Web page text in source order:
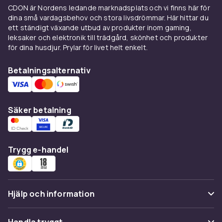
iPad vs bärbar dator – när
räcker iPad?
iPad räcker om du: surfar, streamar, antecknar
Magic Keyboard ersätter laptop för 80% av
användarna. iPad räcker INTE om du behöver:
specialiserad desktop-mjukvara (CAD,
avancerad videoredigering), extern hårdvara
med USB eller Windows-miljö. Kombinationen
iPad + tangentbord + Apple Pencil är kraftfull
Apple Pencil och tangentbord
– värt det?
Apple Pencil (2:a gen för Air/Pro, USB-C för
standard): Lågtids-latens, tryckkänslighet och
CDON är Nordens ledande marknadsplats och vi finns här för
dina små vardagsbehov och stora livsdrömmar. Här hittar du
ett ständigt växande utbud av produkter inom gaming,
leksaker och elektronik till trädgård, skönhet och produkter
för dina husdjur. Prylar för livet helt enkelt.
Betalningsalternativ
Säker betalning
Trygg e-handel
Hjälp och information
Vanliga frågor